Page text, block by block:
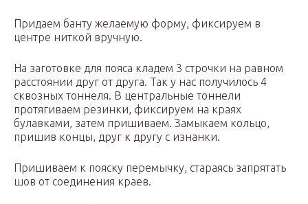
Придаем банту желаемую форму, фиксируем в
центре ниткой вручную.
На заготовке для пояса кладем 3 строчки на равном
расстоянии друг от друга. Так у нас получилось 4
сквозных тоннеля. В центральные тоннели
протягиваем резинки, фиксируем на краях
булавками, затем пришиваем. Замыкаем кольцо,
пришив концы, друг к другу с изнанки.
Пришиваем к пояску перемычку, стараясь запрятать
шов от соединения краев.